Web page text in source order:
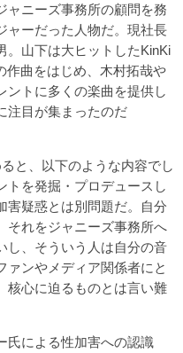
ニーズ事務所の顧問を務
ャーだった人物だ。現社長
。山下は大ヒットしたKinKi
作曲をはじめ、木村拓哉や
ントに多くの楽曲を提供し
注目が集まったのだ
と、以下のような内容でし
トを発掘・プロデュースし
害疑惑とは別問題だ。自分
それをジャニーズ事務所へ
し、そういう人は自分の音
ンやメディア関係者にと
核心に迫るものとは言い難
による性加害への認識